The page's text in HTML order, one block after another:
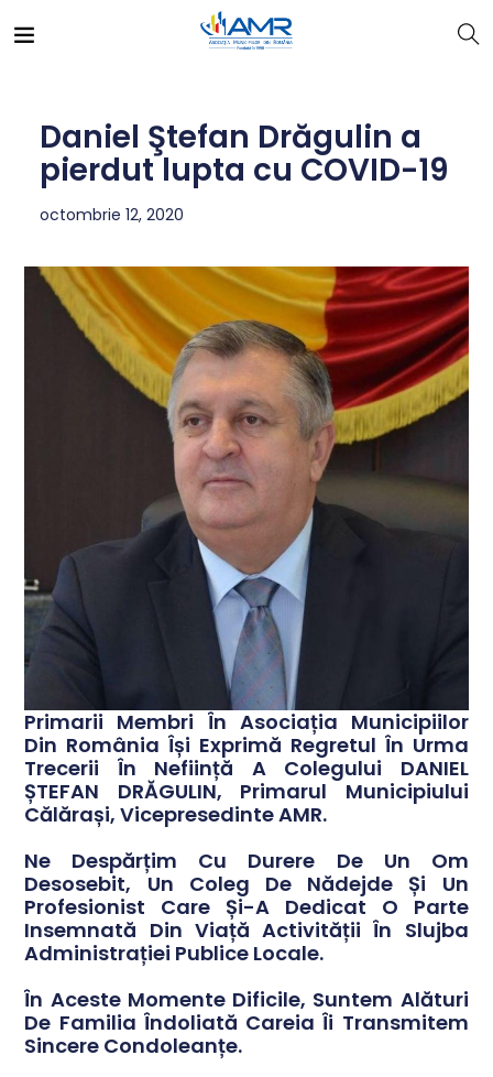
Daniel Ştefan Drăgulin a
pierdut lupta cu COVID-19
octombrie 12, 2020
Primarii Membri În Asociația Municipiilor
Din România Își Exprimă Regretul În Urma
Trecerii În Neființă A Colegului DANIEL
ȘTEFAN DRĂGULIN, Primarul Municipiului
Călărași, Vicepresedinte AMR.
Ne Despărțim Cu Durere De Un Om
Desosebit, Un Coleg De Nădejde Și Un
Profesionist Care Și-A Dedicat O Parte
Insemnată Din Viață Activității În Slujba
Administrației Publice Locale.
În Aceste Momente Dificile, Suntem Alături
De Familia Îndoliată Careia Îi Transmitem
Sincere Condoleanțe.